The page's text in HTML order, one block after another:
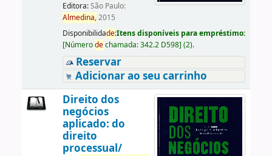
Editora:São Paulo:
Almedina,2015
Disponibilidade:Itens disponíveis para empréstimo:
[Númerodechamada:342.2 D598] (2).
Reservar
Adicionar ao seu carrinho
Direito dos
negócios
aplicado: do
direito
processual/